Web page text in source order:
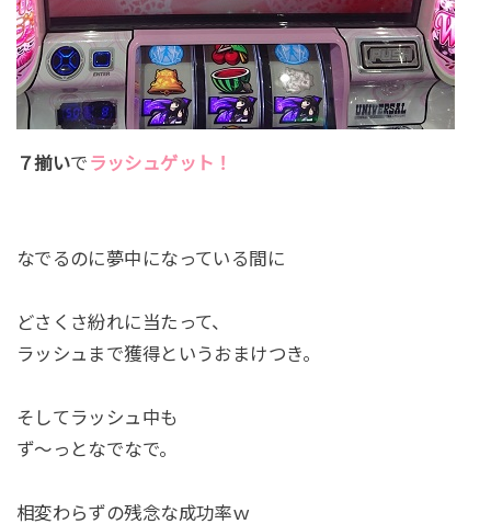
７揃いで ラッシュゲット！
なでるのに夢中になっている間に
どさくさ紛れに当たって、
ラッシュまで獲得というおまけつき。
そしてラッシュ中も
ず～っとなでなで。
相変わらずの残念な成功率ｗ